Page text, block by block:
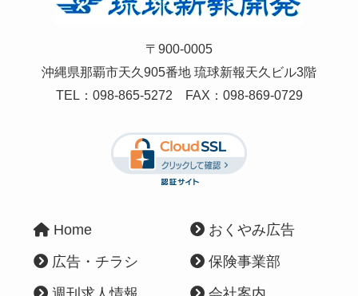
〒900-0005
沖縄県那覇市天久905番地 琉球新報天久ビル3階
TEL： 098-865-5272 FAX：098-869-0729
Home
広告・チラシ
おくやみ広告
保険事業部